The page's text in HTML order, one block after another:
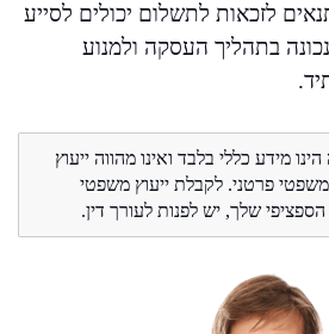
לזכאות לתשלום יכולים לסייע
בתהליך העסקה ולמנוע
מידע כללי בלבד ואינו מהווה ייעוץ
פרטני. לקבלת ייעוץ משפטי
שלך, יש לפנות לעורך דין.